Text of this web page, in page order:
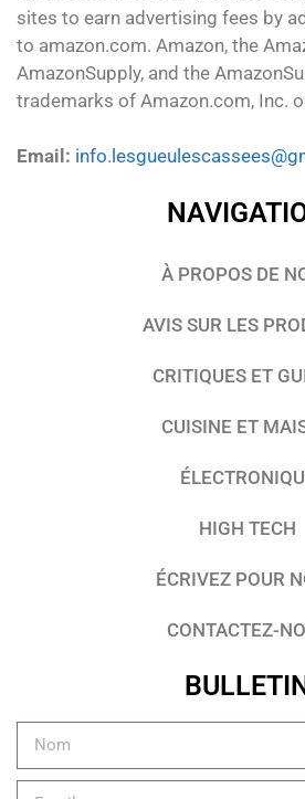
sites to earn advertising fees by
to amazon.com. Amazon, the
AmazonSupply, and the
trademarks of Amazon.com, Inc.
Email:
À PROPOS DE
AVIS SUR LES
CRITIQUES ET
CUISINE ET
HIGH TECH
ÉCRIVEZ POUR
CONTACTEZ-